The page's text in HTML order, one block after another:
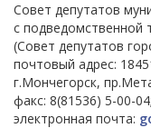
Совет депутатов
с подведомственной
(Совет депутатов
почтовый адрес:
г.Мончегорск,
факс: 8(81536) 5-00-04;
электронная почта: